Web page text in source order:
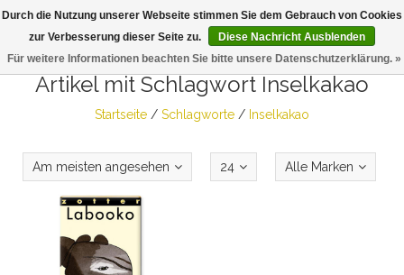
Artikel mit Schlagwort Inselkakao
Startseite / Schlagworte / Inselkakao
Am meisten angesehen 24 Alle Marken
Durch die Nutzung unserer Webseite stimmen Sie dem Gebrauch von Cookies
zur Verbesserung dieser Seite zu.
Diese Nachricht Ausblenden
Für weitere Informationen beachten Sie bitte unsere Datenschutzerklärung. »